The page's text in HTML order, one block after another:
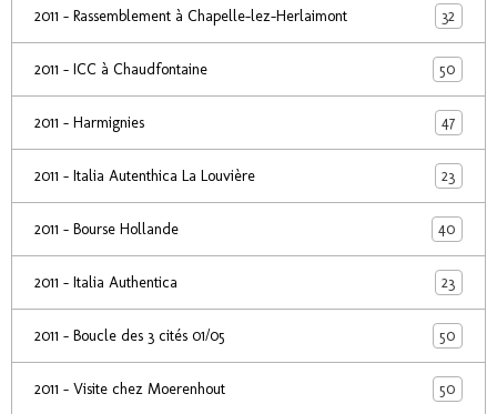
2011 - Rassemblement à Chapelle-lez-Herlaimont 32
2011 - ICC à Chaudfontaine 50
2011 - Harmignies 47
2011 - Italia Autenthica La Louvière 23
2011 - Bourse Hollande 40
2011 - Italia Authentica 23
2011 - Boucle des 3 cités 01/05 50
2011 - Visite chez Moerenhout 50